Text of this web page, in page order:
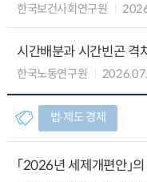
한국보건사회연구원
시간배분과 시간빈곤 격
한국노동연구원
법∙제도 경제
「2026년 세제개편안」